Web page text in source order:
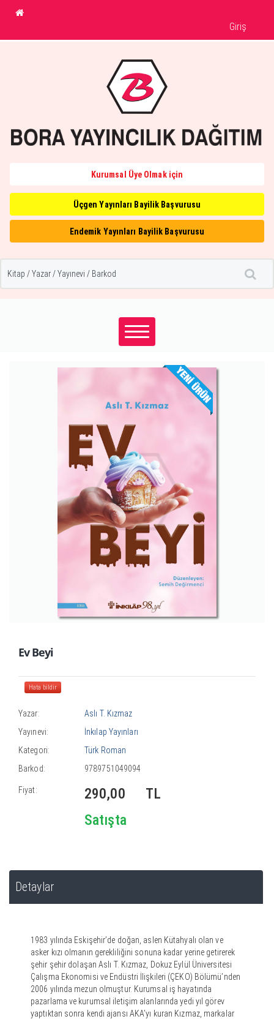
Giriş
Kurumsal Üye Olmak için
Üçgen Yayınları Bayilik Başvurusu
Endemik Yayınları Bayilik Başvurusu
Ev Beyi
Hata bildir
Yazar:
Aslı T. Kızmaz
Yayınevi:
İnkılap Yayınları
Kategori:
Türk Roman
Barkod:
9789751049094
Fiyat: 290,00
TL
Satışta
Detaylar
1983 yılında Eskişehir’de doğan, aslen Kütahyalı olan ve
asker kızı olmanın gerekliliğini sonuna kadar yerine getirerek
şehir şehir dolaşan Aslı T. Kızmaz, Dokuz Eylül Üniversitesi
Çalışma Ekonomisi ve Endüstri İlişkileri (ÇEKO) Bölümü’nden
2006 yılında mezun olmuştur. Kurumsal iş hayatında
pazarlama ve kurumsal iletişim alanlarında yedi yıl görev
yaptıktan sonra kendi ajansı AKA’yı kuran Kızmaz, markalar